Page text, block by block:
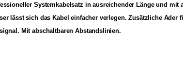
Systemkabelsatz in ausreichender Länge und mit
lässt sich das Kabel einfacher verlegen. Zusätzliche Ader
Mit abschaltbaren Abstandslinien.